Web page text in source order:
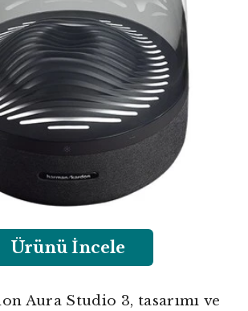
Ürünü İncele
Aura Studio 3, tasarımı ve